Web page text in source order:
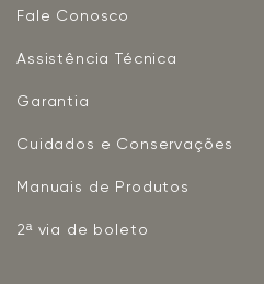
Fale Conosco
Assistência Técnica
Garantia
Cuidados e Conservações
Manuais de Produtos
2ª via de boleto